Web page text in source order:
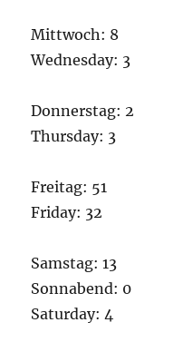
Mittwoch: 8
Wednesday: 3
Donnerstag: 2
Thursday: 3
Freitag: 51
Friday: 32
Samstag: 13
Sonnabend: 0
Saturday: 4